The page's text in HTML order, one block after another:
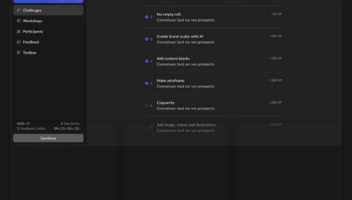
Challenge 10
Augmentez la qualité de vos démos en prenant
moins de temps pour les faire
Créez des présentations personalisées